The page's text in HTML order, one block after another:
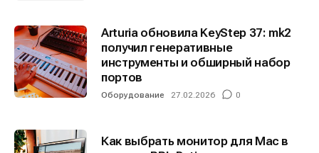
Arturia обновила KeyStep 37: mk2
получил генеративные
инструменты и обширный набор
портов
Оборудование 27.02.2026 0
Как выбрать монитор для Mac в